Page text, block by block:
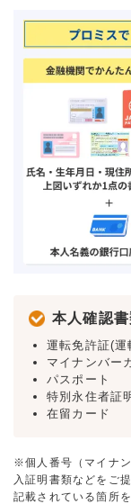
本人確認
運転免許証(
マイナンバー
パスポート
特別永住者証
在留カード
※個人番号（マイナ
入証明書類などをご
記載されている箇所